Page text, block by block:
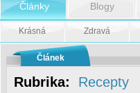
Články Blogy
Krásná Zdravá
Článek
Rubrika: Recepty